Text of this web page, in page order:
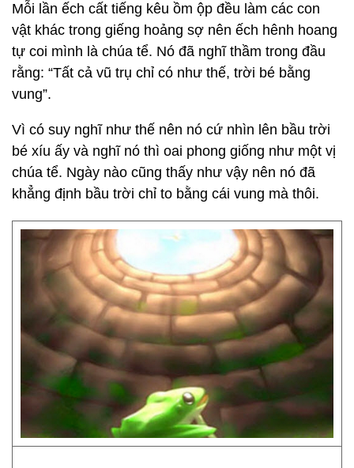
Mỗi lần ếch cất tiếng kêu ồm ộp đều làm các con
vật khác trong giếng hoảng sợ nên ếch hênh hoang
tự coi mình là chúa tể. Nó đã nghĩ thầm trong đầu
rằng: “Tất cả vũ trụ chỉ có như thế, trời bé bằng
vung”.
Vì có suy nghĩ như thế nên nó cứ nhìn lên bầu trời
bé xíu ấy và nghĩ nó thì oai phong giống như một vị
chúa tể. Ngày nào cũng thấy như vậy nên nó đã
khẳng định bầu trời chỉ to bằng cái vung mà thôi.